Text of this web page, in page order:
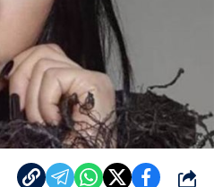
شارك